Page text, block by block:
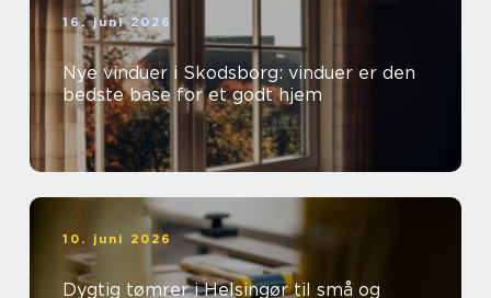
16. juni 2026
Nye vinduer i Skodsborg: vinduer er den
bedste base for et godt hjem
10. juni 2026
Dygtig tømrer i Helsingør til små og